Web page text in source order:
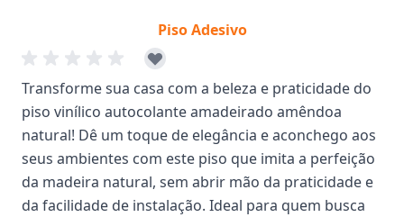
Piso Adesivo
Transforme sua casa com a beleza e praticidade do
piso vinílico autocolante amadeirado amêndoa
natural! Dê um toque de elegância e aconchego aos
seus ambientes com este piso que imita a perfeição
da madeira natural, sem abrir mão da praticidade e
da facilidade de instalação. Ideal para quem busca